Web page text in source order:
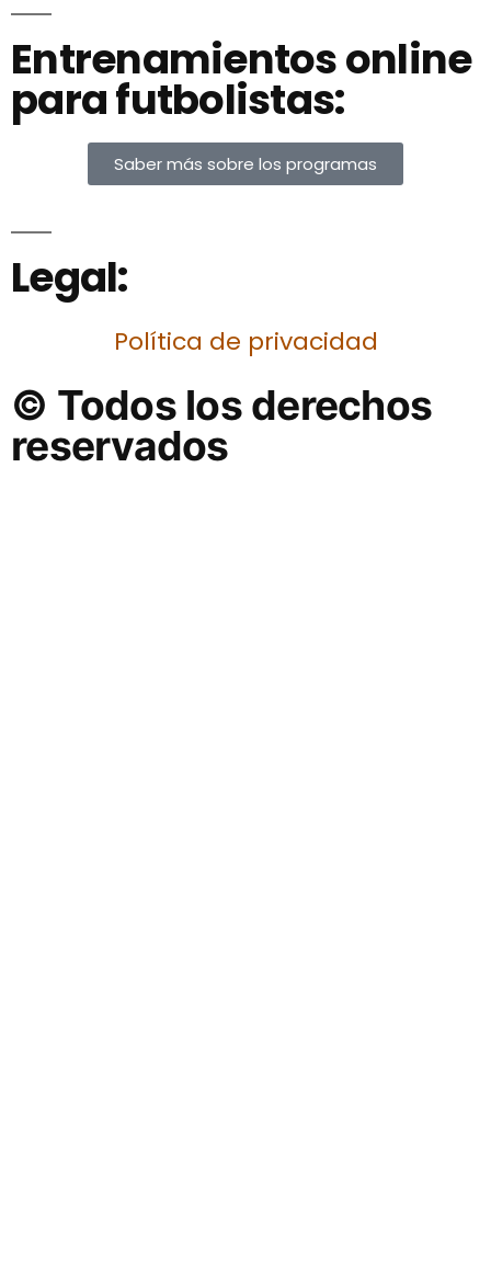
Entrenamientos online
para futbolistas:
Saber más sobre los programas
Legal:
Política de privacidad
© Todos los derechos
reservados